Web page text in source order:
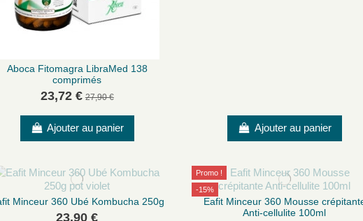
Aboca Fitomagra LibraMed 138
comprimés
23,72 € 27,90 €
Ajouter au panier Ajouter au panier
Minceur 360 Ubé Kombucha 250g
23,90 €
Promo !
-15%
Eafit Minceur 360 Mousse
Anti-cellulite 100ml